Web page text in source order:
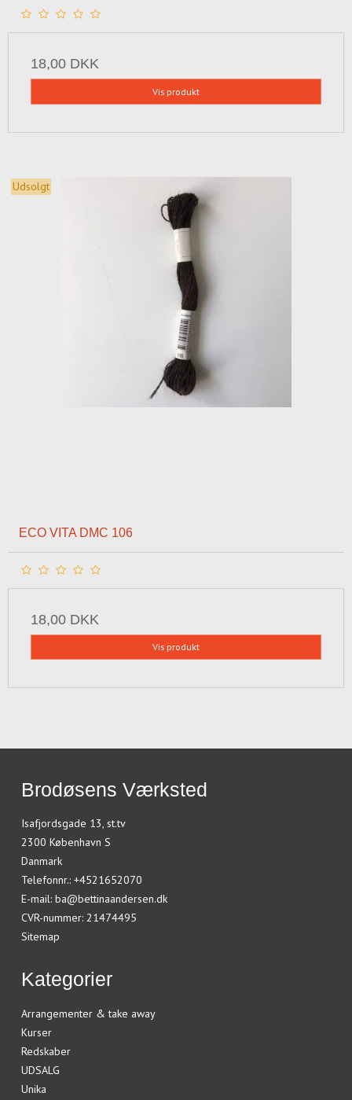
18,00 DKK
Vis produkt
Udsolgt
ECO VITA DMC 106
18,00 DKK
Vis produkt
Brodøsens Værksted
Isafjordsgade 13, st.tv
2300 København S
Danmark
Telefonnr.: +4521652070
E-mail: ba@bettinaandersen.dk
CVR-nummer: 21474495
Sitemap
Kategorier
Arrangementer & take away
Kurser
Redskaber
UDSALG
Unika